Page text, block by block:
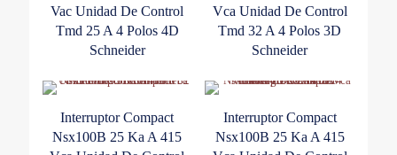
Vac Unidad De Control
Tmd 25 A 4 Polos 4D
Schneider
Vca Unidad De Control
Tmd 32 A 4 Polos 3D
Schneider
Interruptor Compact
Nsx100B 25 Ka A 415
Interruptor Compact
Nsx100B 25 Ka A 415